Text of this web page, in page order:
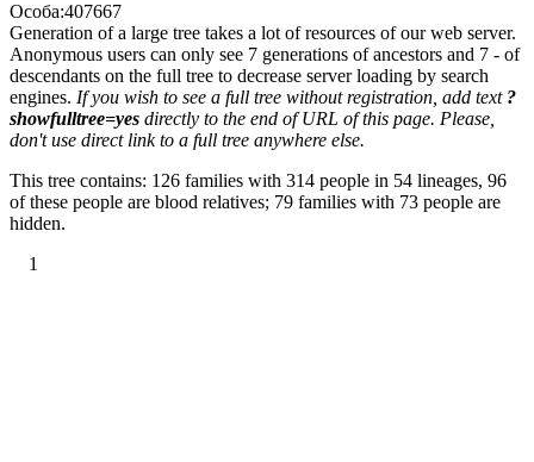
Особа:407667
Generation of a large tree takes a lot of resources of our web server.
Anonymous users can only see 7 generations of ancestors and 7 - of
descendants on the full tree to decrease server loading by search
engines. If you wish to see a full tree without registration, add text ?
showfulltree=yes directly to the end of URL of this page. Please,
don't use direct link to a full tree anywhere else.
This tree contains: 126 families with 314 people in 54 lineages, 96
of these people are blood relatives; 79 families with 73 people are
hidden.
1